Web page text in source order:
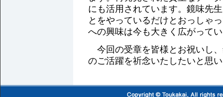
にも活用されています。鏡味先
とをやっているだけとおっしゃ
への興味は今も大きく広がって
今回の受章を皆様とお祝いし
のご活躍を祈念いたしたいと思